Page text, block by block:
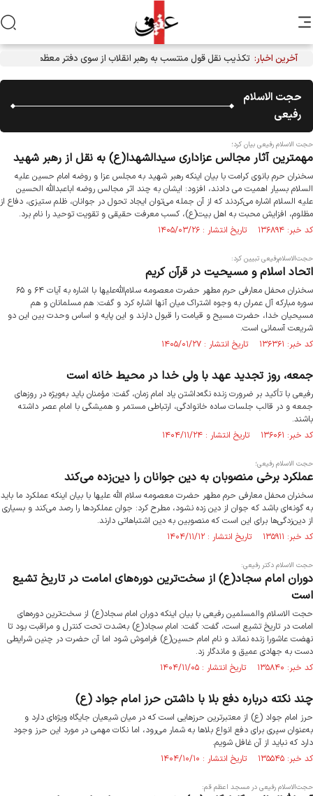
آخرین اخبار: تکذیب نقل قول منتسب به رهبر انقلاب از سوی دفتر معظم‌له
حجت الاسلام
رفیعی
حجت الاسلام رفیعی بیان کرد؛
مهمترین آثار مجالس عزاداری سیدالشهدا(ع) به نقل از رهبر شهید
سخنران حرم بانوی کرامت با بیان اینکه رهبر شهید به مجلس عزا و روضه امام حسین علیه
السلام بسیار اهمیت می دادند، افزود: ایشان به چند اثر مجالس روضه اباعبدالله الحسین
علیه السلام اشاره می‌کردند که از آن جمله می‌توان ایجاد تحول در جوانان، ظلم ستیزی، دفاع از
مظلوم، افزایش محبت به اهل بیت(ع)، کسب معرفت حقیقی و تقویت توحید را نام برد.
کد خبر: ۱۳۶۸۹۴ تاریخ انتشار : ۱۴۰۵/۰۳/۲۶
حجت‌الاسلام‌رفیعی تبیین کرد:
اتحاد اسلام و مسیحیت در قرآن کریم
سخنران محفل معارفی حرم مطهر حضرت معصومه سلام‌الله‌علیها با اشاره به آیات ۶۴ و ۶۵
سوره مبارکه آل عمران به وجوه اشتراک میان آنها اشاره کرد و گفت: هم مسلمانان و هم
مسیحیان خدا، حضرت مسیح و قیامت را قبول دارند و این پایه و اساس وحدت بین این دو
شریعت آسمانی است.
کد خبر: ۱۳۶۳۶۱ تاریخ انتشار : ۱۴۰۵/۰۱/۲۷
جمعه، روز تجدید عهد با ولی خدا در محیط خانه است
رفیعی با تأکید بر ضرورت زنده نگه‌داشتن یاد امام زمان، گفت: مؤمنان باید به‌ویژه در روزهای
جمعه و در قالب جلسات ساده خانوادگی، ارتباطی مستمر و همیشگی با امام عصر داشته
باشند.
کد خبر: ۱۳۶۰۶۱ تاریخ انتشار : ۱۴۰۴/۱۱/۲۴
حجت الاسلام رفیعی؛
عملکرد برخی منصوبان به دین جوانان را دین‌زده می‌کند
سخنران محفل معارفی حرم مطهر حضرت معصومه سلام الله علیها با بیان اینکه عملکرد ما باید
به گونه‌ای باشد که جوان از دین زده نشود، مطرح کرد: جوان عملکردها را رصد می‌کند و بسیاری
از دین‌‌زدگی‌ها برای این است که منصوبین به دین اشتباهاتی دارند.
کد خبر: ۱۳۵۹۱۱ تاریخ انتشار : ۱۴۰۴/۱۱/۱۲
حجت الاسلام دکتر رفیعی:
دوران امام سجاد(ع) از سخت‌ترین دوره‌های امامت در تاریخ تشیع
است
حجت الاسلام والمسلمین رفیعی با بیان اینکه دوران امام سجاد(ع) از سخت‌ترین دوره‌های
امامت در تاریخ تشیع است، گفت: گفت: امام سجاد(ع) به‌شدت تحت کنترل و مراقبت بود تا
نهضت عاشورا زنده نماند و نام امام حسین(ع) فراموش شود اما آن حضرت در چنین شرایطی
دست به جهادی عمیق و ماندگار زد.
کد خبر: ۱۳۵۸۴۰ تاریخ انتشار : ۱۴۰۴/۱۱/۰۵
چند نکته درباره دفع بلا با داشتن حرز امام جواد (ع)
حرز امام جواد (ع) از معتبرترین حرزهایی است که در میان شیعیان جایگاه ویژه‌ای دارد و
به‌عنوان سپری برای دفع انواع بلاها به شمار می‌رود، اما نکات مهمی در مورد این حرز وجود
دارد که نباید از آن غافل شویم.
کد خبر: ۱۳۵۵۴۵ تاریخ انتشار : ۱۴۰۴/۱۰/۱۰
حجت‌الاسلام رفیعی در مسجد اعظم قم: